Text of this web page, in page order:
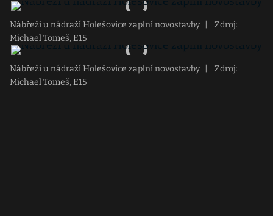
Nábřeží u nádraží Holešovice zaplní novostavby
Zdroj:
Michael Tomeš, E15
Nábřeží u nádraží Holešovice zaplní novostavby
Zdroj:
Michael Tomeš, E15